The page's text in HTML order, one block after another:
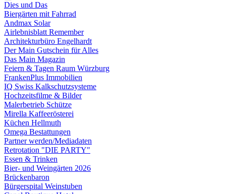
Dies und Das
Biergärten mit Fahrrad
Andmax Solar
Airlebnisblatt Remember
Architekturbüro Engelhardt
Der Main Gutschein für Alles
Das Main Magazin
Feiern & Tagen Raum Würzburg
FrankenPlus Immobilien
IQ Swiss Kalkschutzsysteme
Hochzeitsfilme & Bilder
Malerbetrieb Schütze
Mirella Kaffeerösterei
Küchen Hellmuth
Omega Bestattungen
Partner werden/Mediadaten
Retrotation "DIE PARTY"
Essen & Trinken
Bier- und Weingärten 2026
Brückenbaron
Bürgerspital Weinstuben